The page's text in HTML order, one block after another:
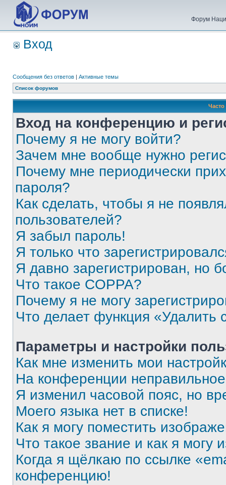
Форум
Вход
Сообщения без ответов | Активные темы
Список форумов
Вход на конференцию и
Почему я не могу войти?
Зачем мне вообще нужно
Почему мне периодически
пароля?
Как сделать, чтобы я не
пользователей?
Я забыл пароль!
Я только что
Я давно зарегистрирован, но
Что такое COPPA?
Почему я не могу
Что делает функция «Удалить
Параметры и настройки
Как мне изменить мои
На конференции
Я изменил часовой пояс, но
Моего языка нет в списке!
Как я могу поместить
Что такое звание и как я могу
Когда я щёлкаю по ссылке
конференцию!